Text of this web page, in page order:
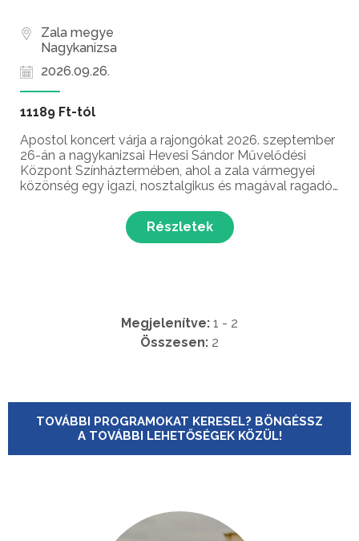
Zala megye
Nagykanizsa
2026.09.26.
11189 Ft-tól
Apostol koncert várja a rajongókat 2026. szeptember
26-án a nagykanizsai Hevesi Sándor Művelődési
Központ Színháztermében, ahol a zala vármegyei
közönség egy igazi, nosztalgikus és magával ragadó
könnyűzenei élet egyik legmeghatározóbb, több mint
Részletek
Megjelenítve: 1 - 2
Összesen: 2
TOVÁBBI PROGRAMOKAT KERESEL? BÖNGÉSSZ
A TOVÁBBI LEHETŐSÉGEK KÖZÜL!